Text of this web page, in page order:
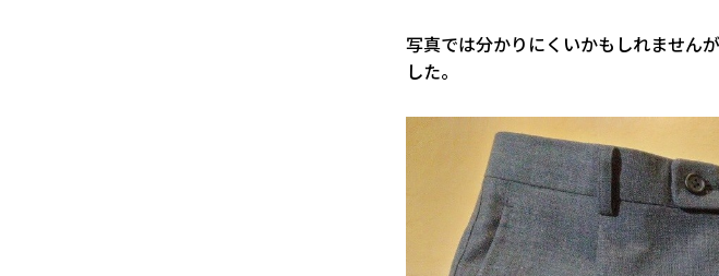
写真では分かりにくいかもしれません
した。